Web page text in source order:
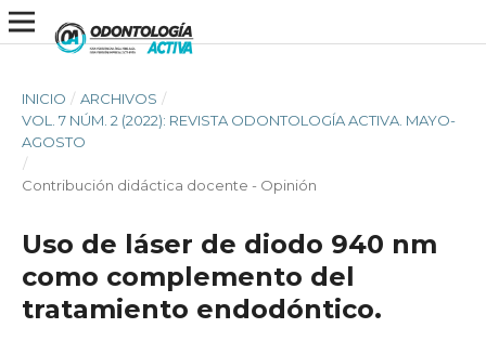
INICIO / ARCHIVOS /
VOL. 7 NÚM. 2 (2022): REVISTA ODONTOLOGÍA ACTIVA. MAYO-
AGOSTO
/
Contribución didáctica docente - Opinión
Uso de láser de diodo 940 nm
como complemento del
tratamiento endodóntico.